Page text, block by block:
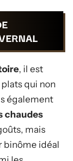
, il est
qui non
également
chaudes
mais
binôme idéal